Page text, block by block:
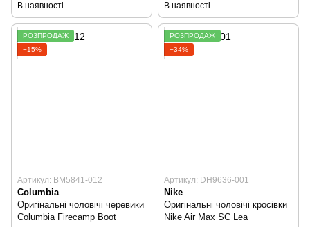
В наявності
В наявності
РОЗПРОДАЖ
−15%
Артикул: BM5841-012
Columbia
Оригінальні чоловічі черевики
Columbia Firecamp Boot
РОЗПРОДАЖ
−34%
Артикул: DH9636-001
Nike
Оригінальні чоловічі кросівки
Nike Air Max SC Lea